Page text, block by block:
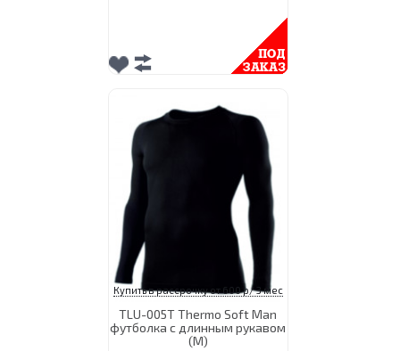
Купить в рассрочку от 600 р/ 3 мес
TLU-005T Thermo Soft Man
футболка с длинным рукавом
(M)